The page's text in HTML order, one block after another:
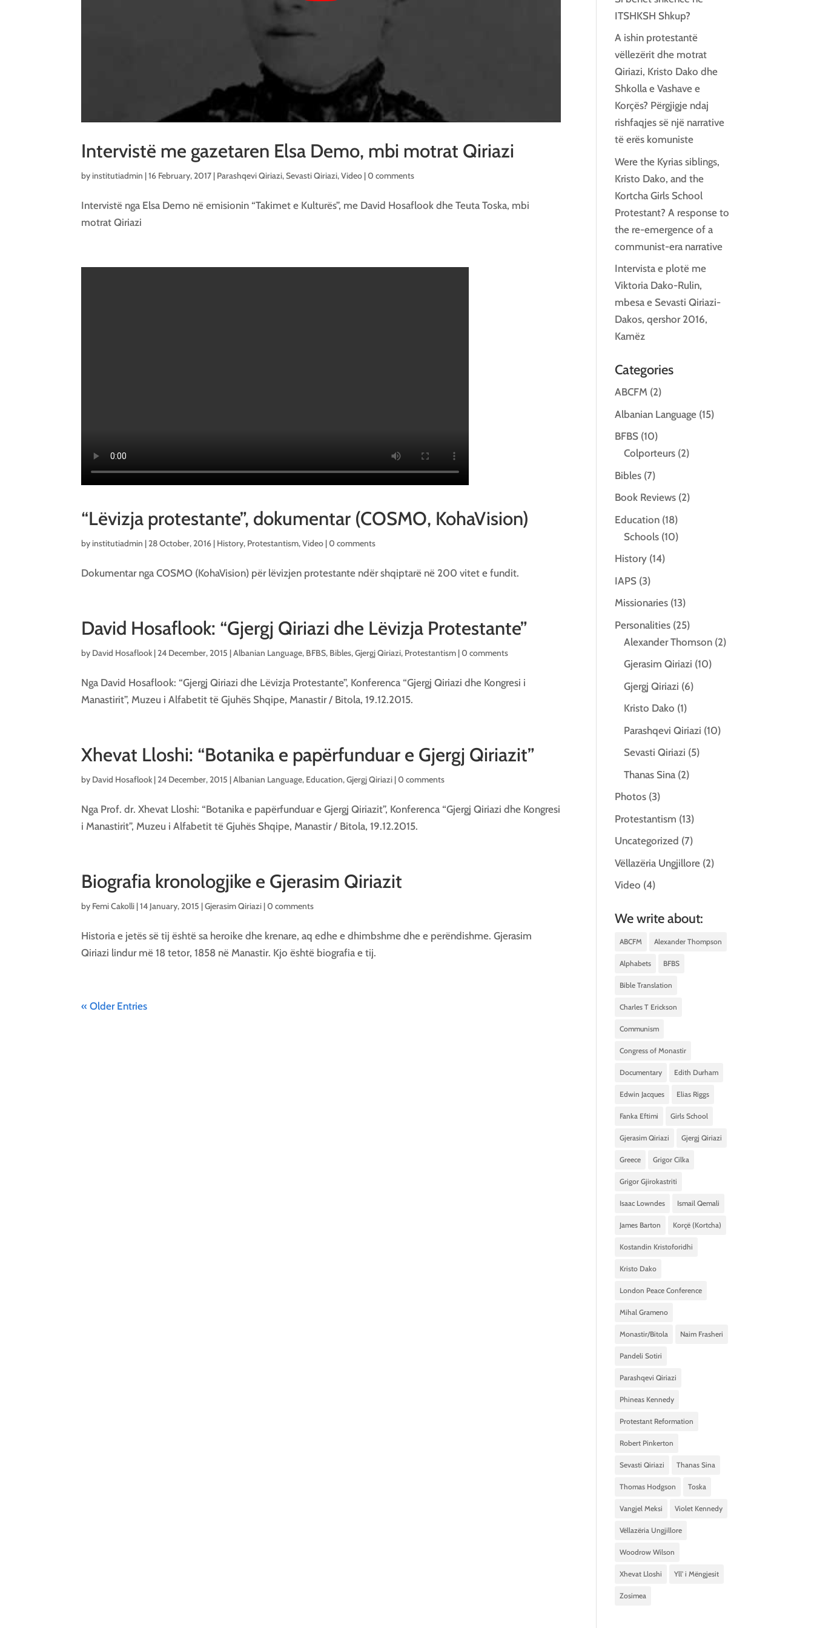
Intervistë me gazetaren Elsa Demo, mbi motrat Qiriazi
byinstitutiadmin |16 February, 2017 | Parashqevi Qiriazi,Sevasti Qiriazi,Video |0 comments
Intervistë nga Elsa Demo në emisionin “Takimet e Kulturës”, me David Hosaflook dhe Teuta Toska, mbi
motrat Qiriazi
“Lëvizja protestante”, dokumentar (COSMO, KohaVision)
byinstitutiadmin |28 October, 2016 | History, Protestantism,Video |0 comments
Dokumentar nga COSMO (KohaVision) për lëvizjen protestante ndër shqiptarë në 200 vitet e fundit.
David Hosaflook: “Gjergj Qiriazi dhe Lëvizja Protestante”
by David Hosaflook |24 December, 2015 |Albanian Language, BFBS, Bibles,Gjergj Qiriazi, Protestantism |0 comments
Nga David Hosaflook: “Gjergj Qiriazi dhe Lëvizja Protestante”, Konferenca “Gjergj Qiriazi dhe Kongresi i
Manastirit”, Muzeu i Alfabetit të Gjuhës Shqipe, Manastir / Bitola, 19.12.2015.
Xhevat Lloshi: “Botanika e papërfunduar e Gjergj Qiriazit”
by David Hosaflook |24 December, 2015 |Albanian Language, Education,Gjergj Qiriazi |0 comments
Nga Prof. dr. Xhevat Lloshi: “Botanika e papërfunduar e Gjergj Qiriazit”, Konferenca “Gjergj Qiriazi dhe Kongresi
i Manastirit”, Muzeu i Alfabetit të Gjuhës Shqipe, Manastir / Bitola, 19.12.2015.
Biografia kronologjike e Gjerasim Qiriazit
by Femi Cakolli |14 January, 2015 |Gjerasim Qiriazi |0 comments
Historia e jetës së tij është sa heroike dhe krenare, aq edhe e dhimbshme dhe e perëndishme. Gjerasim
Qiriazi lindur më 18 tetor, 1858 në Manastir. Kjo është biografia e tij.
« Older Entries
ITSHKSH Shkup?
A ishin protestantë
vëllezërit dhe motrat
Qiriazi, Kristo Dako dhe
Shkolla e Vashave e
Korçës? Përgjigje ndaj
rishfaqjes së një narrative
të erës komuniste
Were the Kyrias siblings,
Kristo Dako, and the
Kortcha Girls School
Protestant? A response to
the re-emergence of a
communist-era narrative
Intervista e plotë me
Viktoria Dako-Rulin,
mbesa e Sevasti Qiriazi-
Dakos, qershor 2016,
Kamëz
Categories
ABCFM (2)
Albanian Language (15)
BFBS (10)
Colporteurs (2)
Bibles (7)
Book Reviews (2)
Education (18)
Schools (10)
History (14)
IAPS (3)
Missionaries (13)
Personalities (25)
Alexander Thomson (2)
Gjerasim Qiriazi (10)
Gjergj Qiriazi (6)
Kristo Dako (1)
Parashqevi Qiriazi (10)
Sevasti Qiriazi (5)
Thanas Sina (2)
Photos (3)
Protestantism (13)
Uncategorized (7)
Vëllazëria Ungjillore (2)
Video (4)
We write about:
ABCFM Alexander Thompson
Alphabets BFBS
Bible Translation
Charles T Erickson
Communism
Congress of Monastir
Documentary Edith Durham
Edwin Jacques Elias Riggs
Fanka Eftimi Girls School
Gjerasim Qiriazi Gjergj Qiriazi
Greece Grigor Cilka
Grigor Gjirokastriti
Isaac Lowndes Ismail Qemali
James Barton Korçë (Kortcha)
Kostandin Kristoforidhi
Kristo Dako
London Peace Conference
Mihal Grameno
Monastir/Bitola Naim Frasheri
Pandeli Sotiri
Parashqevi Qiriazi
Phineas Kennedy
Protestant Reformation
Robert Pinkerton
Sevasti Qiriazi Thanas Sina
Thomas Hodgson Toska
Vangjel Meksi Violet Kennedy
Vëllazëria Ungjillore
Woodrow Wilson
Xhevat Lloshi Yll’ i Mëngjesit
Zosimea